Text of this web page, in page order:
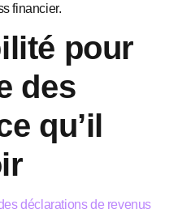
financier.
pour
des
qu’il
déclarations de revenus